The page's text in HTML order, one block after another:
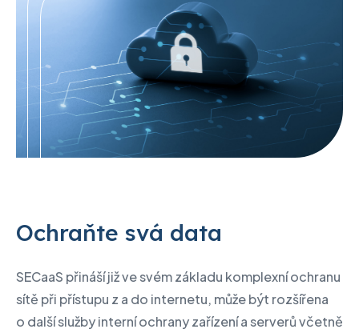
Ochraňte svá data
SECaaS přináší již ve svém základu komplexní ochranu
sítě při přístupu z a do internetu, může být rozšířena
o další služby interní ochrany zařízení a serverů včetně